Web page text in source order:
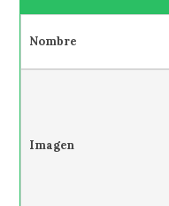
Nombre
Imagen